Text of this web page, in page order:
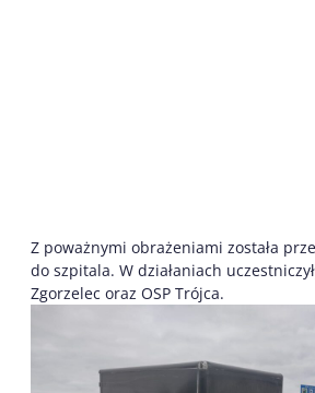
Z poważnymi obrażeniami została
do szpitala. W działaniach
Zgorzelec oraz OSP Trójca.